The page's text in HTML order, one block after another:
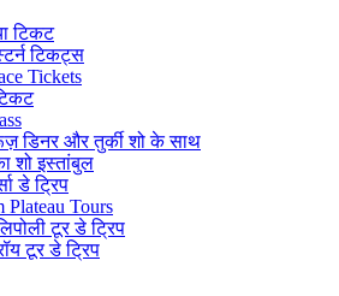
टिकट
टिकट्स
Tickets
डिनर और तुर्की शो के साथ
शो इस्तांबुल
डे ट्रिप
Plateau Tours
टूर डे ट्रिप
टूर डे ट्रिप